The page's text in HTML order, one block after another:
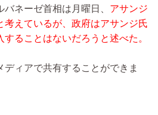
ネーゼ首相は月曜日、 アサンジ
考えているが、政府はアサンジ氏
ることはないだろうと述べた。
ディアで共有することができま